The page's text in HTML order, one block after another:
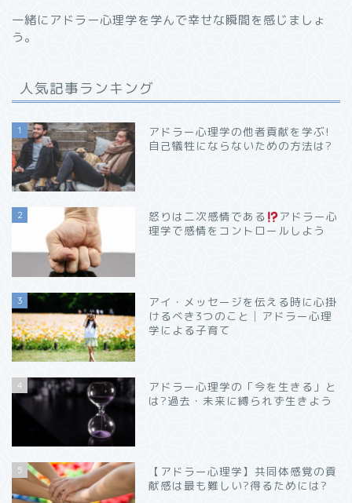
一緒にアドラー心理学を学んで幸せな瞬間を感じましょ
う。
人気記事ランキング
1
アドラー心理学の他者貢献を学ぶ!
自己犠牲にならないための方法は?
2 怒りは二次感情である
アドラー心
理学で感情をコントロールしよう
3
アイ・メッセージを伝える時に心掛
けるべき3つのこと│アドラー心理
学による子育て
4
アドラー心理学の「今を生きる」と
は?過去・未来に縛られず生きよう
5
【アドラー心理学】共同体感覚の貢
献感は最も難しい?得るためには?